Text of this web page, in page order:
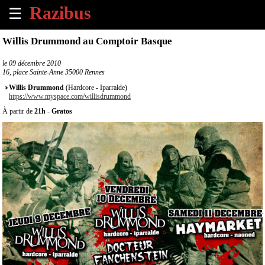
☰
×
Tous
les
évènements
à
venir
Annoncer
un
évènement
Contact
À
propos
Willis Drummond au Comptoir Basque
le 09 décembre 2010
16, place Sainte-Anne 35000 Rennes
Willis Drummond (Hardcore - Iparralde)
https://www.myspace.com/willisdrummond
À partir de 21h - Gratos